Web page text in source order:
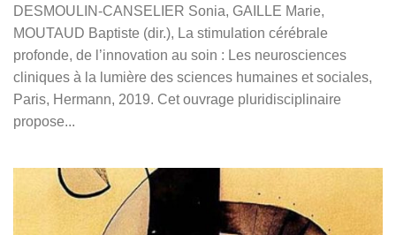
DESMOULIN-CANSELIER Sonia, GAILLE Marie,
MOUTAUD Baptiste (dir.), La stimulation cérébrale
profonde, de l’innovation au soin : Les neurosciences
cliniques à la lumière des sciences humaines et sociales,
Paris, Hermann, 2019. Cet ouvrage pluridisciplinaire
propose...